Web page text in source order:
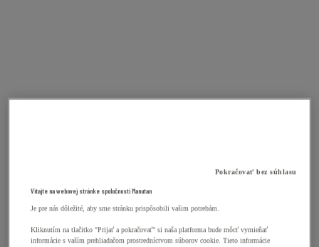
Pokračovať bez súhlasu
Vitajte na webovej stránke spoločnosti Manutan
Je pre nás dôležité, aby sme stránku prispôsobili vašim potrebám.
Kliknutím na tlačitko "Prijať a pokračovať" si naša platforma bude môcť vymieňať
informácie s vaším prehliadačom prostredníctvom súborov cookie. Tieto informácie